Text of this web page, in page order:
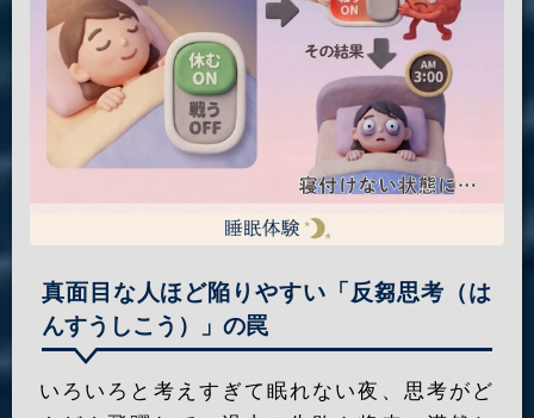
真面目な人ほど陥りやすい「反芻思考（は
んすうしこう）」の罠
いろいろと考えすぎて眠れない夜、思考がど